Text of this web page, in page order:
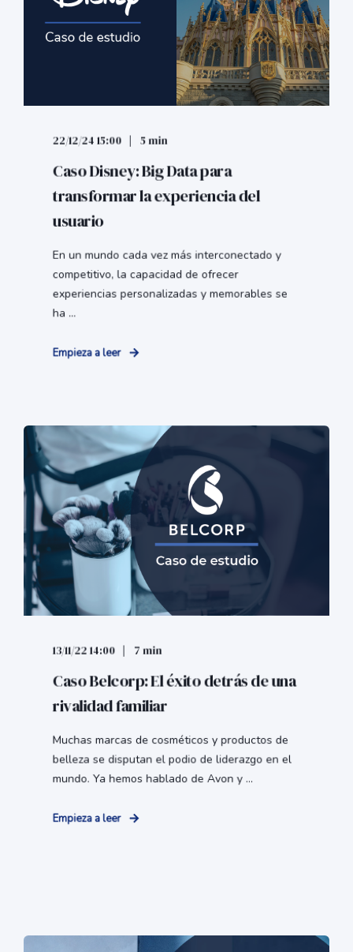
22/12/24 15:00 5 min
Caso Disney: Big Data para
transformar la experiencia del
usuario
En un mundo cada vez más interconectado y
competitivo, la capacidad de ofrecer
experiencias personalizadas y memorables se
ha ...
Empieza a leer
13/11/22 14:00 7 min
Caso Belcorp: El éxito detrás de una
rivalidad familiar
Muchas marcas de cosméticos y productos de
belleza se disputan el podio de liderazgo en el
mundo. Ya hemos hablado de Avon y ...
Empieza a leer